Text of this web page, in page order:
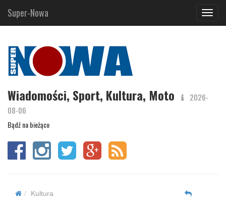
Super-Nowa
Wiadomości, Sport, Kultura, Moto
2026-
08-06
Bądź na bieżąco
Kultura